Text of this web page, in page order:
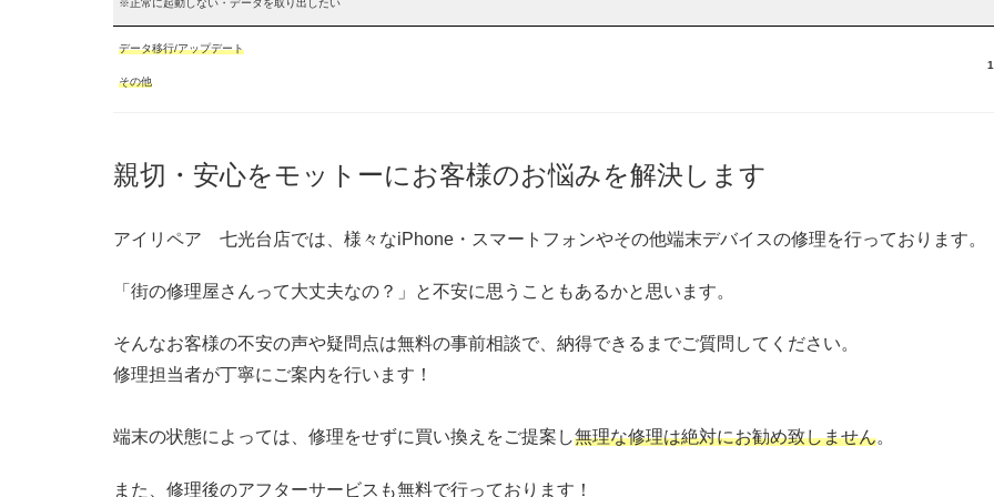
データ移行/アップデート
その他
親切・安心をモットーにお客様のお悩みを解決します
アイリペア 七光台店では、様々なiPhone・スマートフォンやその他端末デバイスの修理を行っております。
「街の修理屋さんって大丈夫なの？」と不安に思うこともあるかと思います。
そんなお客様の不安の声や疑問点は無料の事前相談で、納得できるまでご質問してください。
修理担当者が丁寧にご案内を行います！
端末の状態によっては、修理をせずに買い換えをご提案し無理な修理は絶対にお勧め致しません。
また、修理後のアフターサービスも無料で行っております！